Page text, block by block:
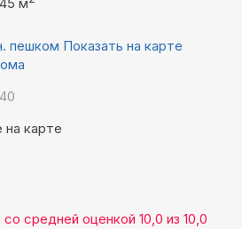
м
пешком Показать на карте
на карте
со средней оценкой 10,0 из 10,0